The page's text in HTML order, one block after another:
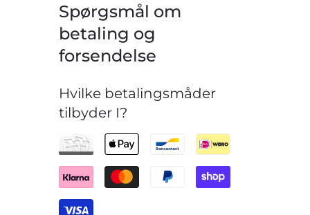
Spørgsmål om
betaling og
forsendelse
Hvilke betalingsmåder
tilbyder I?